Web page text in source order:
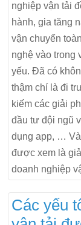
nghiệp vận tải
hành, gia tăng
vận chuyển
nghệ vào trong
yếu. Đã có
thậm chí là đi
kiếm các giải
đầu tư đội ngũ
dụng app, … Và
được xem là
doanh nghiệp
Các yếu